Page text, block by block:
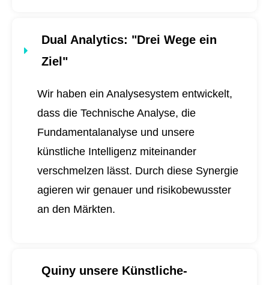
Dual Analytics: "Drei Wege ein
Ziel"
Wir haben ein Analysesystem entwickelt,
dass die Technische Analyse, die
Fundamentalanalyse und unsere
künstliche Intelligenz miteinander
verschmelzen lässt. Durch diese Synergie
agieren wir genauer und risikobewusster
an den Märkten.
Quiny unsere Künstliche-